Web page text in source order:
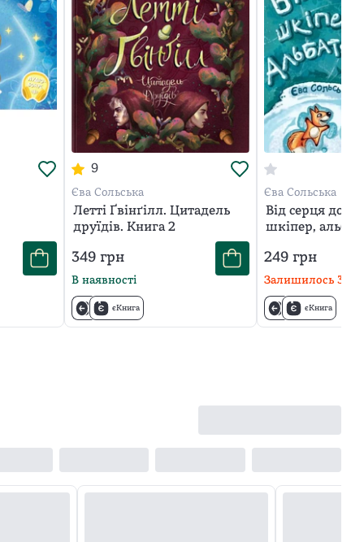
9
Єва Сольська
Летті Ґвінґілл. Цитадель
друїдів. Книга 2
349 грн
В наявності
єКнига
Єва Сольська
Від серця до
шкіпер,
сноубординг
249грн
Залишилось 3
єКнига